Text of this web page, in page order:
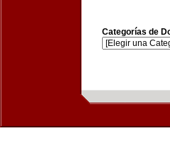
Categorías de